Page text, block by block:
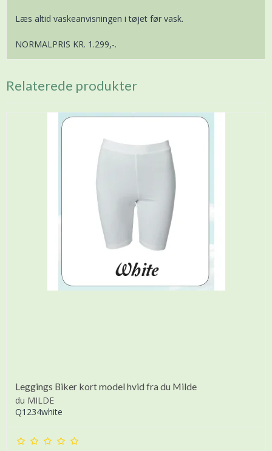
Læs altid vaskeanvisningen i tøjet før vask.
NORMALPRIS KR. 1.299,-.
Relaterede produkter
Leggings Biker kort model hvid fra du Milde
du MILDE
Q1234white